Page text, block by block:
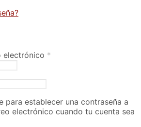
electrónico *
para establecer una contraseña a
electrónico cuando tu cuenta sea